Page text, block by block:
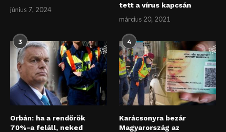
június 7, 2024
tett a vírus kapcsán
március 20, 2021
3
Orbán: ha a rendőrök
70%-a feláll, neked
4
Karácsonyra bezár
Magyarország az